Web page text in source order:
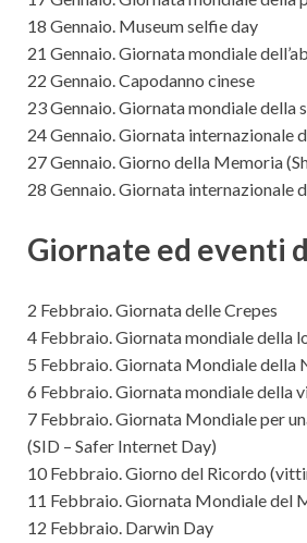
18 Gennaio. Museum selfie day
21 Gennaio. Giornata mondiale
22 Gennaio. Capodanno cinese
23 Gennaio. Giornata mondiale della
24 Gennaio. Giornata internazionale
27 Gennaio. Giorno della Memoria
28 Gennaio. Giornata internazionale
Giornate ed eventi
2 Febbraio. Giornata delle Crepes
4 Febbraio. Giornata mondiale della
5 Febbraio. Giornata Mondiale della
6 Febbraio. Giornata mondiale della
7 Febbraio. Giornata Mondiale per
(SID – Safer Internet Day)
10 Febbraio. Giorno del Ricordo
11 Febbraio. Giornata Mondiale del
12 Febbraio. Darwin Day